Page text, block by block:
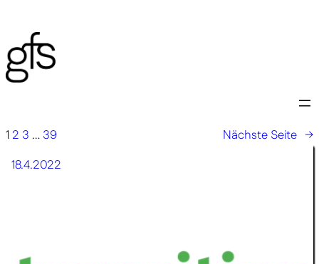
Inhalt
springen
1 2 3 … 39 Nächste Seite →
18.4.2022